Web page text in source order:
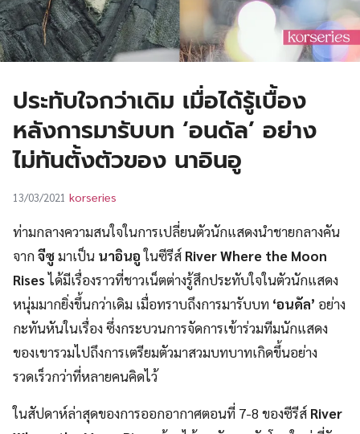
ประทับใจกว่าเดิม เมื่อได้รู้เบื้อง
หลังการมารับบท ‘อนดัล’ อย่าง
ไม่ทันตั้งตัวของ นาอินอู
13/03/2021 korseries
ท่ามกลางความสนใจในการเปลี่ยนตัวนักแสดงนำชายกลางคัน
จากจีซูมาเป็น นาอินอูในซีรีส์ River Where the Moon
Risesได้มีเรื่องราวที่ชาวเน็ตต่างรู้สึกประทับใจในตัวนักแสดง
หนุ่มมากยิ่งขึ้นกว่าเดิม เมื่อทราบถึงการมารับบท ‘อนดัล’ อย่าง
กะทันหันในเรื่อง ซึ่งกระบวนการจัดการเข้าร่วมทีมนักแสดง
ของเขารวมไปถึงการเตรียมตัวมาสวมบทบาทเกิดขึ้นอย่าง
รวดเร็วกว่าที่หลายคนคิดไว้
ในสัปดาห์ล่าสุดของการออกอากาศตอนที่ 7-8 ของซีรีส์ River